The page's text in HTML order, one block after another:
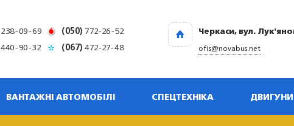
238-09-69 (050) 772-26-52
440-90-32 (067)472-27-48
Черкаси, вул.
ofis@novabus.net
ВАНТАЖНІ АВТОМОБІЛІ СПЕЦТЕХНІКА ДВИГУНИ